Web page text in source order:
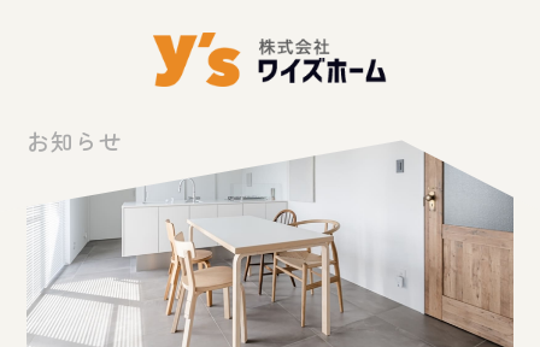
お知らせ